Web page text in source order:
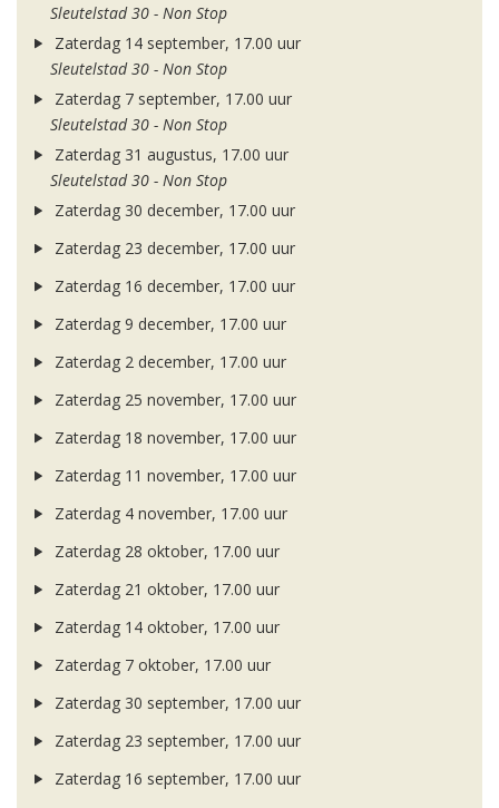
Sleutelstad 30 - Non Stop
Zaterdag 14 september, 17.00 uur
Sleutelstad 30 - Non Stop
Zaterdag 7 september, 17.00 uur
Sleutelstad 30 - Non Stop
Zaterdag 31 augustus, 17.00 uur
Sleutelstad 30 - Non Stop
Zaterdag 30 december, 17.00 uur
Zaterdag 23 december, 17.00 uur
Zaterdag 16 december, 17.00 uur
Zaterdag 9 december, 17.00 uur
Zaterdag 2 december, 17.00 uur
Zaterdag 25 november, 17.00 uur
Zaterdag 18 november, 17.00 uur
Zaterdag 11 november, 17.00 uur
Zaterdag 4 november, 17.00 uur
Zaterdag 28 oktober, 17.00 uur
Zaterdag 21 oktober, 17.00 uur
Zaterdag 14 oktober, 17.00 uur
Zaterdag 7 oktober, 17.00 uur
Zaterdag 30 september, 17.00 uur
Zaterdag 23 september, 17.00 uur
Zaterdag 16 september, 17.00 uur